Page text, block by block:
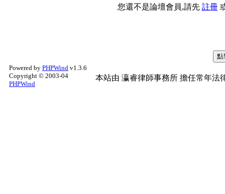
您還不是論壇會員,請先 註冊
Powered by PHPWind v1.3.6
Copyright © 2003-04
PHPWind
本站由 瀛睿律師事務所 擔任常年法